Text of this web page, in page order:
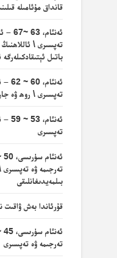
قانداق مۇئامىلە
تەپسىرى \
باتىل
تەپسىرى \ روھ ۋە
تەپسىرى
تەرجىمە ۋە تەپسىرى
بىلمەيدىغانلىقى
قۇرئاندا بەش ۋاقىت
تەرجىمە ۋە تەپسىرى